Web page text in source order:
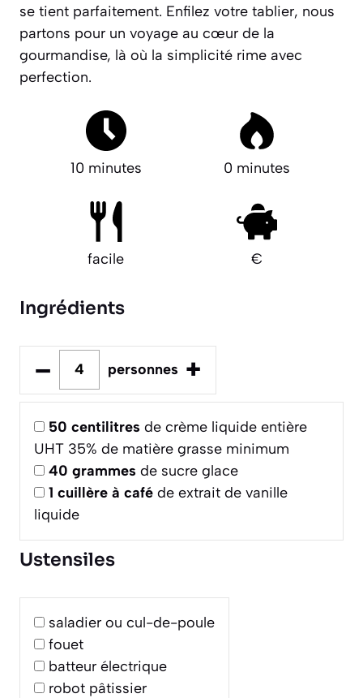
se tient parfaitement. Enfilez votre tablier, nous
partons pour un voyage au cœur de la
gourmandise, là où la simplicité rime avec
perfection.
10 minutes 0 minutes
facile €
Ingrédients
– personnes +
50 centilitres de crème liquide entière
UHT 35% de matière grasse minimum
40 grammes de sucre glace
1 cuillère à café de extrait de vanille
liquide
Ustensiles
saladier ou cul-de-poule
fouet
batteur électrique
robot pâtissier